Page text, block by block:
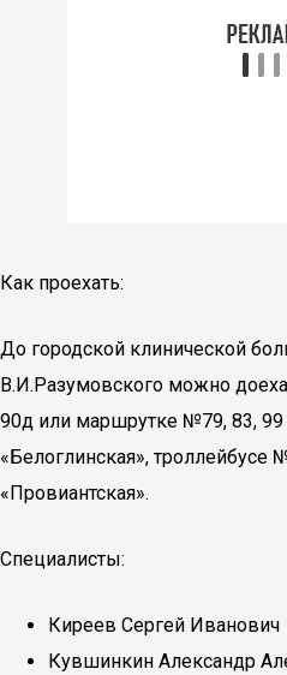
Как проехать:
До городской клинической
В.И.Разумовского можно
90д или маршрутке №79, 83, 99
«Белоглинская», троллейбусе
«Провиантская».
Специалисты:
Киреев Сергей Иванович
Кувшинкин Александр